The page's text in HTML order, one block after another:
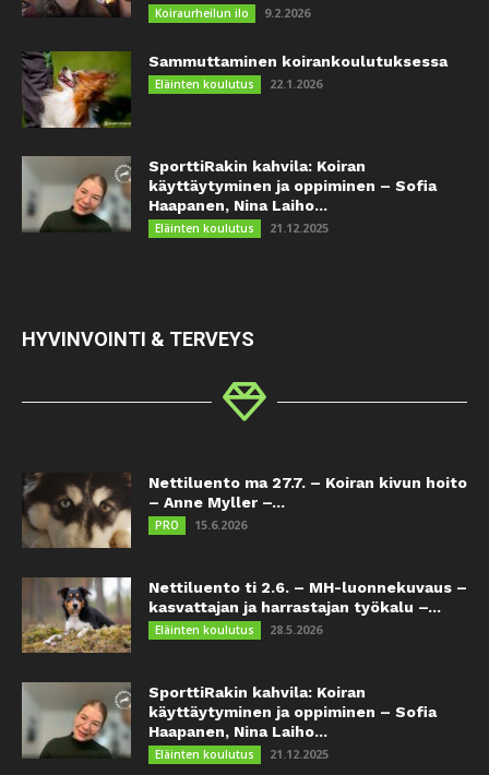
Koiraurheilun ilo 9.2.2026
Sammuttaminen koirankoulutuksessa
Eläinten koulutus 22.1.2026
SporttiRakin kahvila: Koiran
käyttäytyminen ja oppiminen – Sofia
Haapanen, Nina Laiho...
Eläinten koulutus 21.12.2025
HYVINVOINTI & TERVEYS
Nettiluento ma 27.7. – Koiran kivun hoito
– Anne Myller –...
PRO 15.6.2026
Nettiluento ti 2.6. – MH-luonnekuvaus –
kasvattajan ja harrastajan työkalu –...
Eläinten koulutus 28.5.2026
SporttiRakin kahvila: Koiran
käyttäytyminen ja oppiminen – Sofia
Haapanen, Nina Laiho...
Eläinten koulutus 21.12.2025